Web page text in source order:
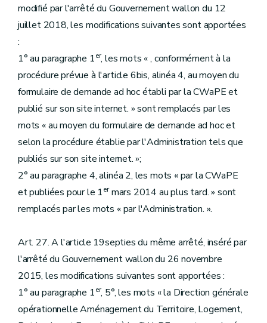
modifié par l'arrêté du Gouvernement wallon du 12
juillet 2018, les modifications suivantes sont apportées
:
1° au paragraphe 1er, les mots « , conformément à la
procédure prévue à l'article 6bis, alinéa 4, au moyen du
formulaire de demande ad hoc établi par la CWaPE et
publié sur son site internet. » sont remplacés par les
mots « au moyen du formulaire de demande ad hoc et
selon la procédure établie par l'Administration tels que
publiés sur son site internet. »;
2° au paragraphe 4, alinéa 2, les mots « par la CWaPE
et publiées pour le 1ermars 2014 au plus tard. » sont
remplacés par les mots « par l'Administration. ».
Art. 27. A l'article 19septies du même arrêté, inséré par
l'arrêté du Gouvernement wallon du 26 novembre
2015, les modifications suivantes sont apportées :
1° au paragraphe 1er, 5°, les mots « la Direction générale
opérationnelle Aménagement du Territoire, Logement,